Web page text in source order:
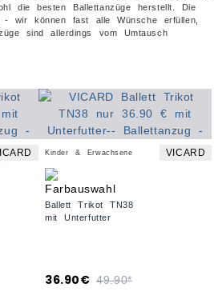
die besten Ballettanzüge herstellt. Die
wir können fast alle Wünsche erfüllen,
sind allerdings vom Umtausch
Kinder & Erwachsene VICARD
Ballett Trikot TN38
mit Unterfutter
36.90€ 49.90*